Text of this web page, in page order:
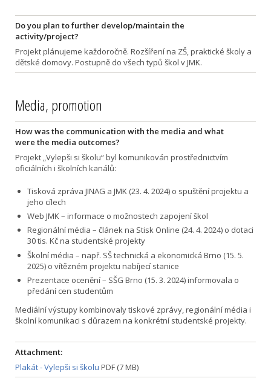
Do you plan to further develop/maintain the
activity/project?
Projekt plánujeme každoročně. Rozšíření na ZŠ, praktické školy a
dětské domovy. Postupně do všech typů škol v JMK.
Media, promotion
How was the communication with the media and what
were the media outcomes?
Projekt „Vylepši si školu“ byl komunikován prostřednictvím
oficiálních i školních kanálů:
Tisková zpráva JINAG a JMK (23. 4. 2024) o spuštění projektu a
jeho cílech
Web JMK – informace o možnostech zapojení škol
Regionální média – článek na Stisk Online (24. 4. 2024) o dotaci
30 tis. Kč na studentské projekty
Školní média – např. SŠ technická a ekonomická Brno (15. 5.
2025) o vítězném projektu nabíjecí stanice
Prezentace ocenění – SŠG Brno (15. 3. 2024) informovala o
předání cen studentům
Mediální výstupy kombinovaly tiskové zprávy, regionální média i
školní komunikaci s důrazem na konkrétní studentské projekty.
Attachment:
Plakát - Vylepši si školu PDF (7 MB)